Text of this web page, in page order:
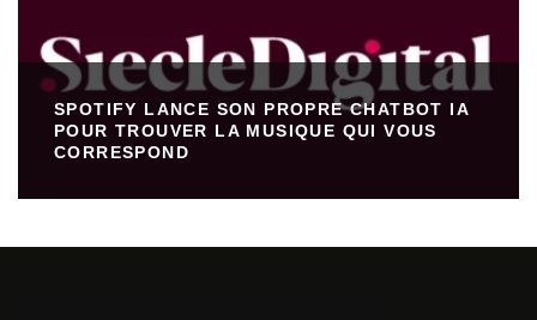
SPOTIFY LANCE SON PROPRE CHATBOT IA
POUR TROUVER LA MUSIQUE QUI VOUS
CORRESPOND